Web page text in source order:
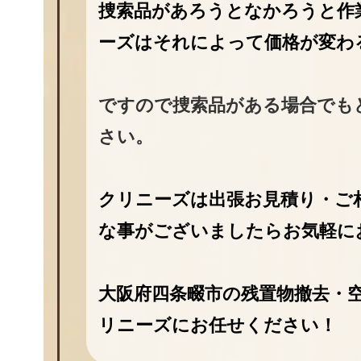
捜索品があろうとなかろうと
ーズはそれによって価格が変
ですので捜索品がある場合で
さい。
クリニーズは出張お見積り・
な事がございましたらお気軽
大阪府四条畷市の残置物撤去・
リニーズにお任せください！